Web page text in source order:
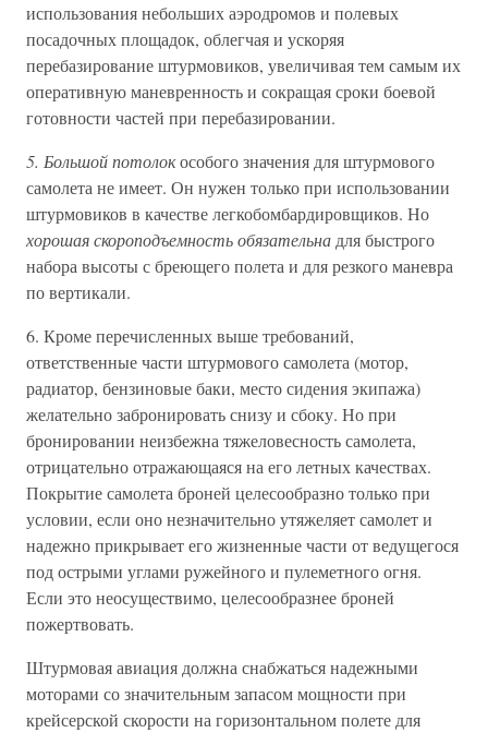
использования небольших аэродромов и полевых
посадочных площадок, облегчая и ускоряя
перебазирование штурмовиков, увеличивая тем самым их
оперативную маневренность и сокращая сроки боевой
готовности частей при перебазировании.
5. Большой потолокособого значения для штурмового
самолета не имеет. Он нужен только при использовании
штурмовиков в качестве легкобомбардировщиков. Но
хорошая скороподъемность обязательна для быстрого
набора высоты с бреющего полета и для резкого маневра
по вертикали.
6. Кроме перечисленных выше требований,
ответственные части штурмового самолета (мотор,
радиатор, бензиновые баки, место сидения экипажа)
желательно забронировать снизу и сбоку. Но при
бронировании неизбежна тяжеловесность самолета,
отрицательно отражающаяся на его летных качествах.
Покрытие самолета броней целесообразно только при
условии, если оно незначительно утяжеляет самолет и
надежно прикрывает его жизненные части от ведущегося
под острыми углами ружейного и пулеметного огня.
Если это неосуществимо, целесообразнее броней
пожертвовать.
Штурмовая авиация должна снабжаться надежными
моторами со значительным запасом мощности при
крейсерской скорости на горизонтальном полете для